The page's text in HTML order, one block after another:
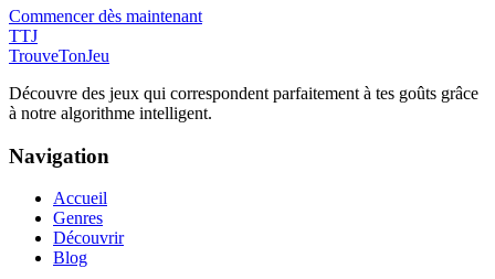
Commencer dès maintenant
TTJ
TrouveTonJeu
Découvre des jeux qui correspondent parfaitement à tes goûts grâce
à notre algorithme intelligent.
Navigation
Accueil
Genres
Découvrir
Blog